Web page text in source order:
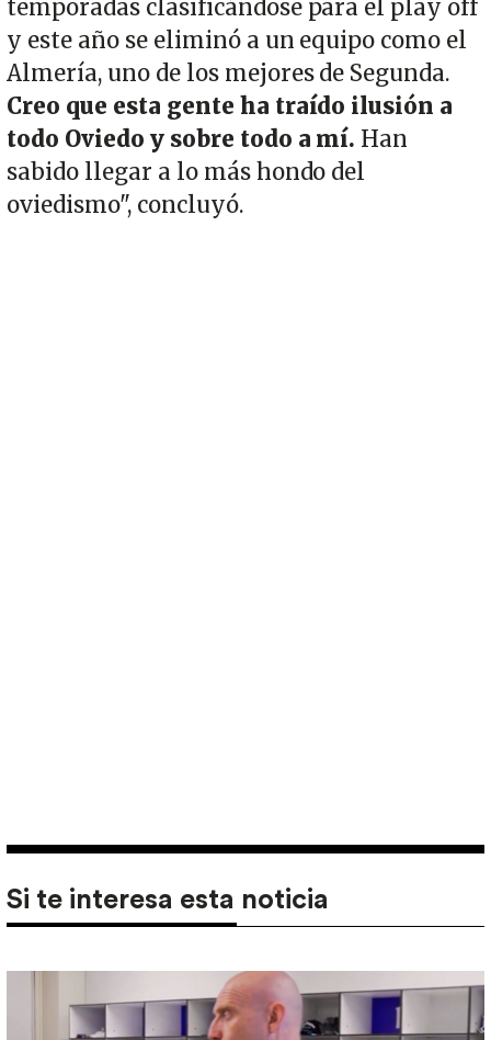
temporadas clasificándose para el play off
y este año se eliminó a un equipo como el
Almería, uno de los mejores de Segunda.
Creo que esta gente ha traído ilusión a
todo Oviedo y sobre todo a mí. Han
sabido llegar a lo más hondo del
oviedismo", concluyó.
Si te interesa esta noticia